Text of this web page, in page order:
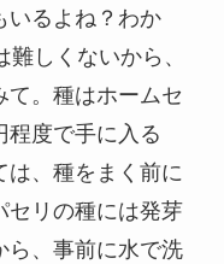
いるよね？わか
しくないから、
て。種はホームセ
程度で手に入る
は、種をまく前に
セリの種には発芽
ら、事前に水で洗